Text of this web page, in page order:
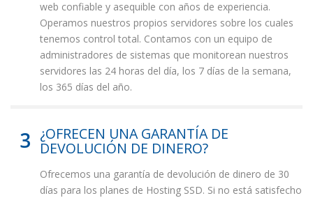
web confiable y asequible con años de experiencia.
Operamos nuestros propios servidores sobre los cuales
tenemos control total. Contamos con un equipo de
administradores de sistemas que monitorean nuestros
servidores las 24 horas del día, los 7 días de la semana,
los 365 días del año.
3 ¿OFRECEN UNA GARANTÍA DE
DEVOLUCIÓN DE DINERO?
Ofrecemos una garantía de devolución de dinero de 30
días para los planes de Hosting SSD. Si no está satisfecho